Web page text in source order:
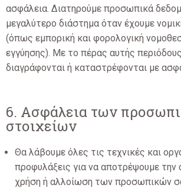
ασφάλεια. Διατηρούμε προσωπικά
μεγαλύτερο διάστημα όταν έχουμε
(όπως εμπορική και φορολογική
εγγύησης). Με το πέρας αυτής
διαγράφονται ή καταστρέφονται με
6. Ασφάλεια των
στοιχείων
Θα λάβουμε όλες τις τεχνικές και
προφυλάξεις για να αποτρέψουμε την
χρήση ή αλλοίωση των προσωπικών